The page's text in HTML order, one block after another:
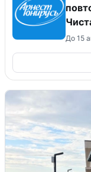
До 15